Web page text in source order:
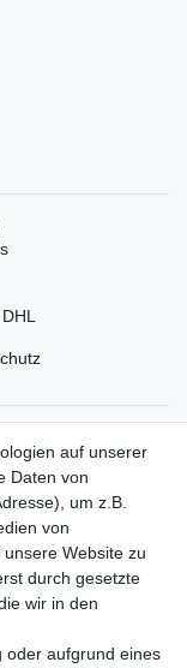
auf unserer
Daten von
um z.B.
von
Website zu
durch gesetzte
wir in den
oder aufgrund eines